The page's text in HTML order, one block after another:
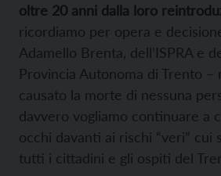
oltre 20 anni dalla loro
ricordiamo per opera e
Adamello Brenta, dell’ISPRA e
Provincia Autonoma di Trento –
causato la morte di nessuna
davvero vogliamo continuare a
occhi davanti ai rischi “veri” cui
tutti i cittadini e gli ospiti del